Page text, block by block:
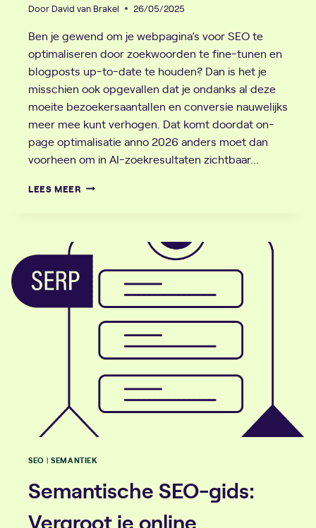
Door David van Brakel 26/05/2025
Ben je gewend om je webpagina’s voor SEO te
optimaliseren door zoekwoorden te fine-tunen en
blogposts up-to-date te houden? Dan is het je
misschien ook opgevallen dat je ondanks al deze
moeite bezoekersaantallen en conversie nauwelijks
meer mee kunt verhogen. Dat komt doordat on-
page optimalisatie anno 2026 anders moet dan
voorheen om in AI-zoekresultaten zichtbaar…
LEES MEER ON-
OPTIMALISEER
PAGINA’S
VOOR
BETERE
PRESTATIES
MEER
SEO |SEMANTIEK
Semantische SEO-gids:
Vergroot je online